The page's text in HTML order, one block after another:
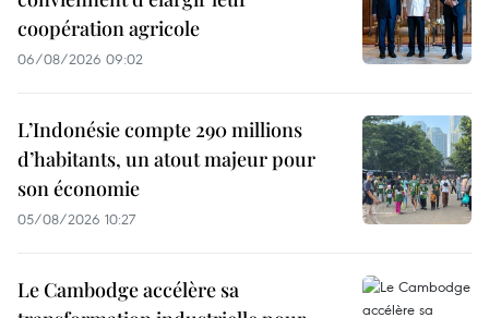
coopération agricole
06/08/2026 09:02
L’Indonésie compte 290 millions
d’habitants, un atout majeur pour
son économie
05/08/2026 10:27
Le Cambodge accélère sa